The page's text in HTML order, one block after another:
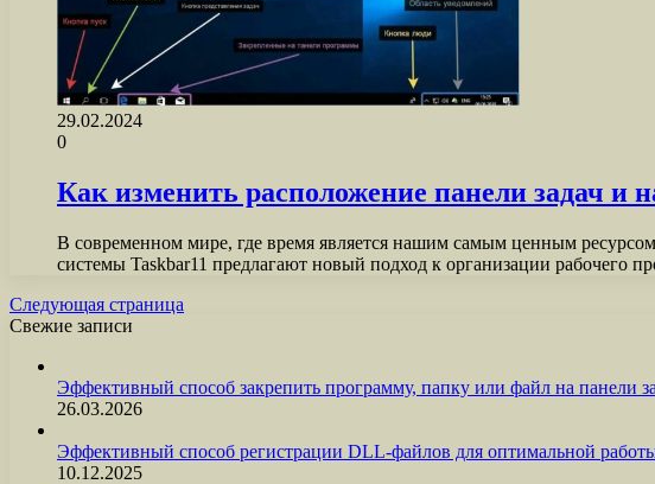
29.02.2024
0
Как изменить расположение панели задач и
В современном мире, где время является нашим самым ценным
системы Taskbar11 предлагают новый подход к организации рабочего
Следующая страница
Свежие записи
Эффективный способ закрепить программу, папку или файл на панели
26.03.2026
Эффективный способ регистрации DLL-файлов для оптимальной
10.12.2025